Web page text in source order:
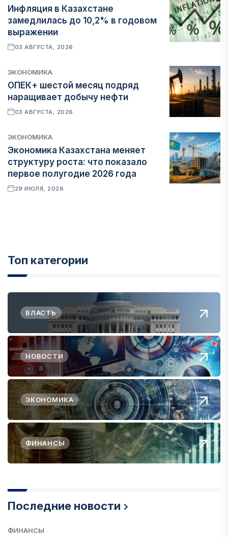
Инфляция в Казахстане
замедлилась до 10,2% в годовом
выражении
03 АВГУСТА, 2026
ЭКОНОМИКА
ОПЕК+ шестой месяц подряд
наращивает добычу нефти
03 АВГУСТА, 2026
ЭКОНОМИКА
Экономика Казахстана меняет
структуру роста: что показало
первое полугодие 2026 года
29 ИЮЛЯ, 2026
Топ категории
ВЛАСТЬ
НОВОСТИ
ЭКОНОМИКА
ФИНАНСЫ
Последние новости
ФИНАНСЫ